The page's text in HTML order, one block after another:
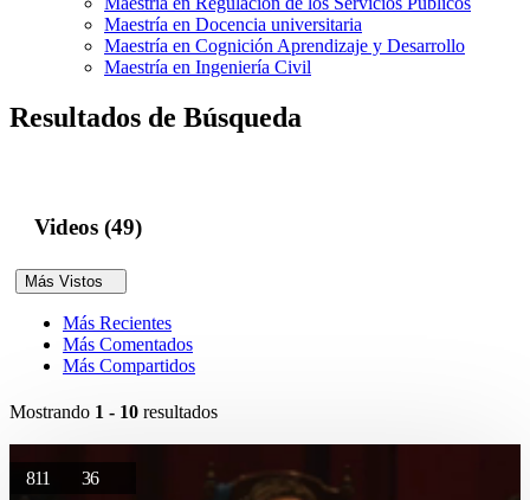
Maestría en Docencia universitaria
Maestría en Cognición Aprendizaje y Desarrollo
Maestría en Ingeniería Civil
Resultados de Búsqueda
Videos (49)
Más Vistos
Más Recientes
Más Comentados
Más Compartidos
Mostrando 1 - 10 resultados
811 36